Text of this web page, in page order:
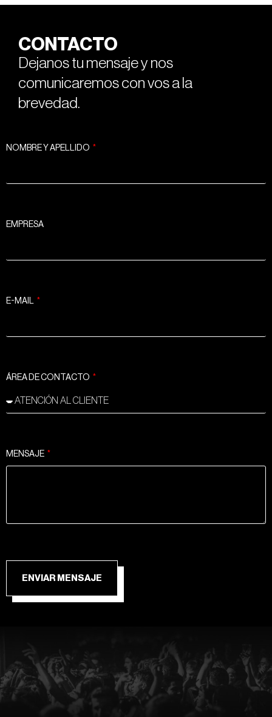
CONTACTO
Dejanos tu mensaje y nos
comunicaremos con vos a la
brevedad.
NOMBRE Y APELLIDO
EMPRESA
E-MAIL
ÁREA DE CONTACTO
MENSAJE
ENVIAR MENSAJE